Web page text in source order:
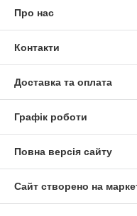
Про нас
Контакти
Доставка та оплата
Графік роботи
Повна версія сайту
Сайт створено на